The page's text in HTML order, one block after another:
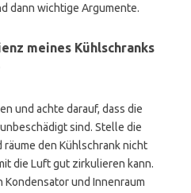
dann wichtige Argumente.
meines Kühlschranks
und achte darauf, dass die
sind. Stelle die
den Kühlschrank nicht
die Luft gut zirkulieren kann.
Kondensator und Innenraum